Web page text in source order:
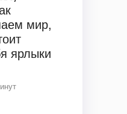
мир,
ярлыки